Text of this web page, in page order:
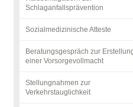
Schlaganfallsprävention
Sozialmedizinische Atteste
Beratungsgespräch zur
einer Vorsorgevollmacht
Stellungnahmen zur
Verkehrstauglichkeit